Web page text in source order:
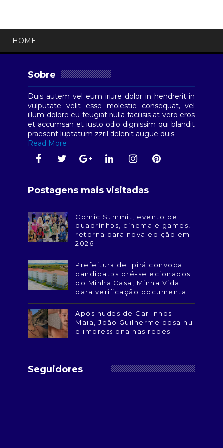
HOME
Sobre
Duis autem vel eum iriure dolor in hendrerit in
vulputate velit esse molestie consequat, vel
illum dolore eu feugiat nulla facilisis at vero eros
et accumsan et iusto odio dignissim qui blandit
praesent luptatum zzril delenit augue duis.
Read More
Postagens mais visitadas
Comic Summit, evento de
quadrinhos, cinema e games,
retorna para nova edição em
2026
Prefeitura de Ipirá convoca
candidatos pré-selecionados
do Minha Casa, Minha Vida
para verificação documental
Após nudes de Carlinhos
Maia, João Guilherme posa nu
e impressiona nas redes
Seguidores